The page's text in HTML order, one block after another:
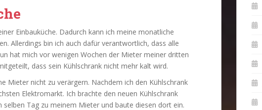
Einbauküche. Dadurch kann ich meine monatliche
Allerdings bin ich auch dafür verantwortlich, dass alle
hat mich vor wenigen Wochen der Mieter meiner dritten
dass sein Kühlschrank nicht mehr kalt wird.
Mieter nicht zu verärgern. Nachdem ich den Kühlschrank
Elektromarkt. Ich brachte den neuen Kühlschrank
Tag zu meinem Mieter und baute diesen dort ein.